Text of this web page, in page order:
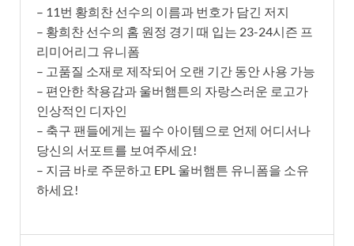
– 11번 황희찬 선수의 이름과 번호가 담긴 저지
– 황희찬 선수의 홈 원정 경기 때 입는 23-24시즌 프
리미어리그 유니폼
– 고품질 소재로 제작되어 오랜 기간 동안 사용 가능
– 편안한 착용감과 울버햄튼의 자랑스러운 로고가
인상적인 디자인
– 축구 팬들에게는 필수 아이템으로 언제 어디서나
당신의 서포트를 보여주세요!
– 지금 바로 주문하고 EPL 울버햄튼 유니폼을 소유
하세요!